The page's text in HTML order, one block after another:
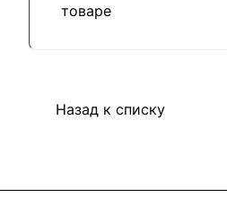
товаре
Назад к списку